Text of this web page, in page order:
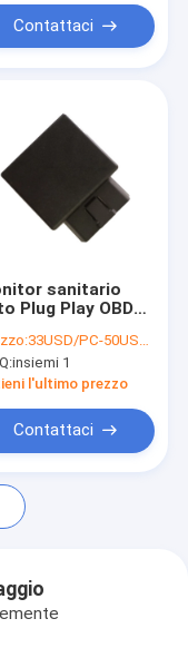
Contattaci
sanitario
Plug Play OBD2
4G
di
GPS
33USD/PC-50USD/PC
insiemi 1
l'ultimo prezzo
Contattaci